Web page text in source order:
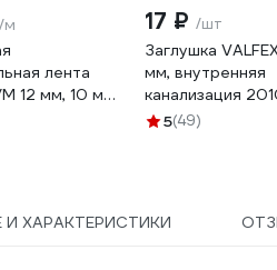
м
лента
12 мм, 10 м
17 ₽ /шт
Заглушка
мм, внутренняя
канализация
5(49)
ХАРАКТЕРИСТИКИ